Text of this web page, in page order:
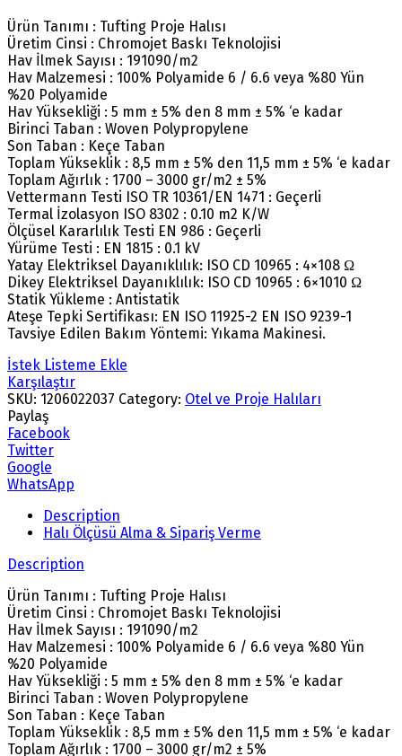
Ürün Tanımı : Tufting Proje Halısı
Üretim Cinsi : Chromojet Baskı Teknolojisi
Hav İlmek Sayısı : 191090/m2
Hav Malzemesi : 100% Polyamide 6 / 6.6 veya %80 Yün
%20 Polyamide
Hav Yüksekliği : 5 mm ± 5% den 8 mm ± 5% ‘e kadar
Birinci Taban : Woven Polypropylene
Son Taban : Keçe Taban
Toplam Yükseklik : 8,5 mm ± 5% den 11,5 mm ± 5% ‘e kadar
Toplam Ağırlık : 1700 – 3000 gr/m2 ± 5%
Vettermann Testi ISO TR 10361/EN 1471 : Geçerli
Termal İzolasyon ISO 8302 : 0.10 m2 K/W
Ölçüsel Kararlılık Testi EN 986 : Geçerli
Yürüme Testi : EN 1815 : 0.1 kV
Yatay Elektriksel Dayanıklılık: ISO CD 10965 : 4×108 Ω
Dikey Elektriksel Dayanıklılık: ISO CD 10965 : 6×1010 Ω
Statik Yükleme : Antistatik
Ateşe Tepki Sertifikası: EN ISO 11925-2 EN ISO 9239-1
Tavsiye Edilen Bakım Yöntemi: Yıkama Makinesi.
İstek Listeme Ekle
Karşılaştır
SKU: 1206022037 Category: Otel ve Proje Halıları
Paylaş
Facebook
Twitter
Google
WhatsApp
Description
Halı Ölçüsü Alma & Sipariş Verme
Description
Ürün Tanımı : Tufting Proje Halısı
Üretim Cinsi : Chromojet Baskı Teknolojisi
Hav İlmek Sayısı : 191090/m2
Hav Malzemesi : 100% Polyamide 6 / 6.6 veya %80 Yün
%20 Polyamide
Hav Yüksekliği : 5 mm ± 5% den 8 mm ± 5% ‘e kadar
Birinci Taban : Woven Polypropylene
Son Taban : Keçe Taban
Toplam Yükseklik : 8,5 mm ± 5% den 11,5 mm ± 5% ‘e kadar
Toplam Ağırlık : 1700 – 3000 gr/m2 ± 5%